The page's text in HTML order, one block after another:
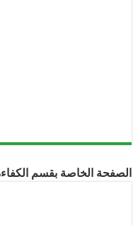
الصفحة الخاصة بقسم